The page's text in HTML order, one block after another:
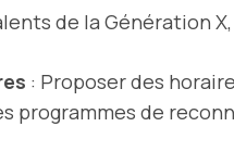
de la Génération
: Proposer des
programmes de